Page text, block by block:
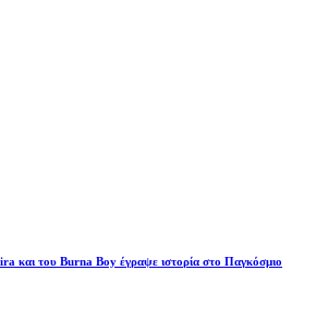
και του Burna Boy έγραψε ιστορία στο Παγκόσμιο